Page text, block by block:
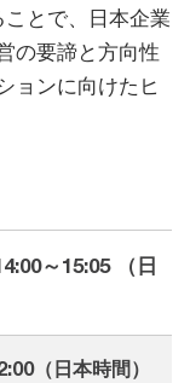
とで、日本企業
の要諦と方向性
ョンに向けたヒ
～15:05 （日
（日本時間）